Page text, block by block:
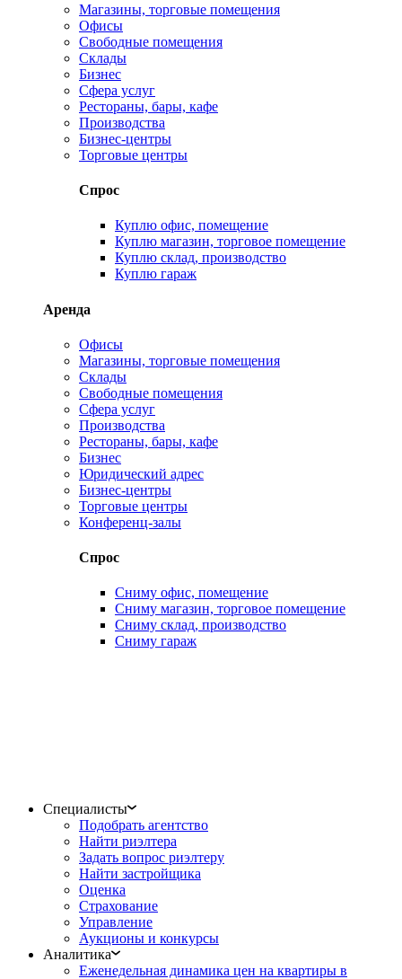
Магазины, торговые помещения
Офисы
Свободные помещения
Склады
Бизнес
Сфера услуг
Рестораны, бары, кафе
Производства
Бизнес-центры
Торговые центры
Спрос
Куплю офис, помещение
Куплю магазин, торговое помещение
Куплю склад, производство
Куплю гараж
Аренда
Офисы
Магазины, торговые помещения
Склады
Свободные помещения
Сфера услуг
Производства
Рестораны, бары, кафе
Бизнес
Юридический адрес
Бизнес-центры
Торговые центры
Конференц-залы
Спрос
Сниму офис, помещение
Сниму магазин, торговое помещение
Сниму склад, производство
Сниму гараж
Специалисты
Подобрать агентство
Найти риэлтера
Задать вопрос риэлтеру
Найти застройщика
Оценка
Страхование
Управление
Аукционы и конкурсы
Аналитика
Еженедельная динамика цен на квартиры в